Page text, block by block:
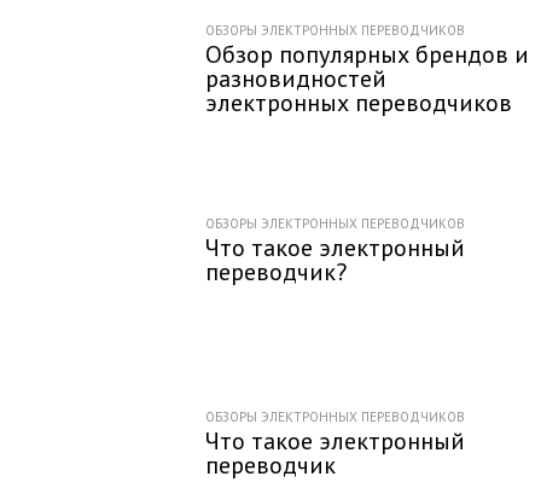
ОБЗОРЫ ЭЛЕКТРОННЫХ ПЕРЕВОДЧИКОВ
Обзор популярных брендов и
разновидностей
электронных переводчиков
ОБЗОРЫ ЭЛЕКТРОННЫХ ПЕРЕВОДЧИКОВ
Что такое электронный
переводчик?
ОБЗОРЫ ЭЛЕКТРОННЫХ ПЕРЕВОДЧИКОВ
Что такое электронный
переводчик